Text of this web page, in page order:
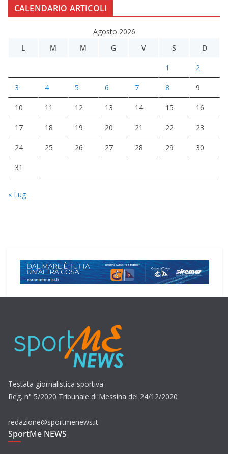
CALENDARIO ARTICOLI
Agosto 2026
L
M M G V S D
1 2
3 4 5 6 7 8 9
10 11 12 13 14 15 16
17 18 19 20 21 22 23
24 25 26 27 28 29 30
31
« Lug
Testata giornalistica sportiva
Reg. n° 5/2020 Tribunale di Messina del 24/12/2020
redazione@sportmenews.it
SportMe NEWS